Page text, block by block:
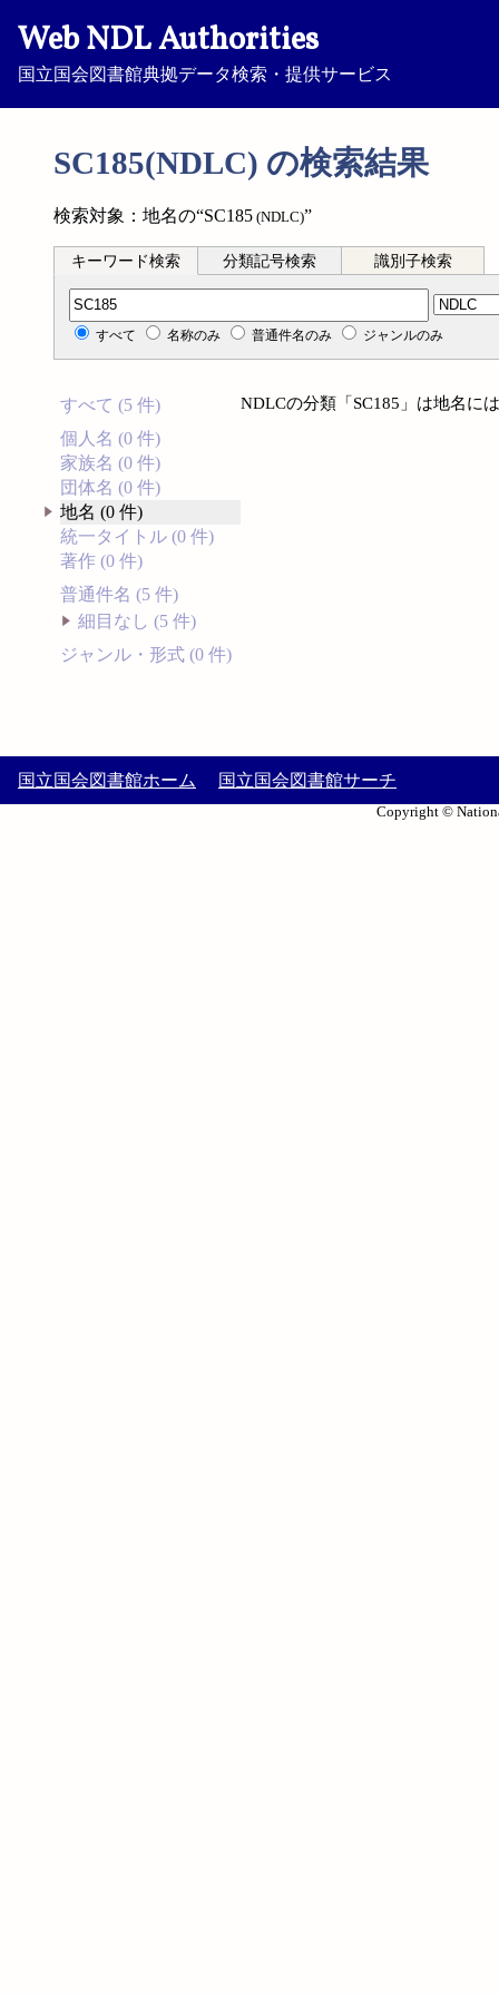
Web NDL Authorities
国立国会図書館典拠データ検索・提供サービス
SC185(NDLC) の検索結果
検索対象：地名の“SC185 (NDLC)”
キーワード検索 分類記号検索 識別子検索
分類記号検索
すべて 名称のみ 普通件名のみ ジャンルのみ
すべて (5 件)
個人名 (0 件)
家族名 (0 件)
団体名 (0 件)
地名 (0 件)
統一タイトル (0 件)
著作 (0 件)
普通件名 (5 件)
細目なし (5 件)
ジャンル・形式 (0 件)
NDLCの分類「SC185」は地名に
国立国会図書館ホーム 国立国会図書館サーチ
Copyright ©